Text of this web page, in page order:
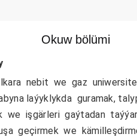
Okuw bölümi
nebit we gaz
laýyklykda guramak,
we işgärleri gaýtadan
geçirmek we